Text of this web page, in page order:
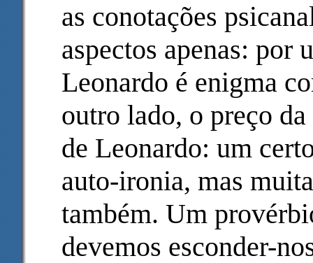
as conotações
aspectos apenas: por
Leonardo é enigma
outro lado, o preço
de Leonardo: um
auto-ironia, mas
também. Um
devemos esconder-